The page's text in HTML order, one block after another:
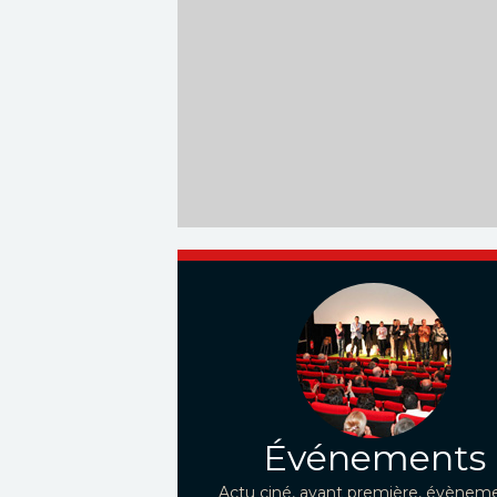
Événements
Actu ciné, avant première,